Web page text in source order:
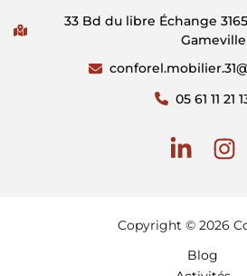
33 Bd du libre Échange
Gameville
05 61 11 21
Copyright © 2026
Blog